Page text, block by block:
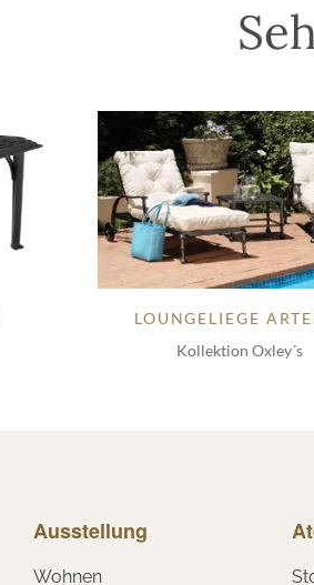
LOUNGELIEGE
Kollektion Oxley´s
Ausstellung
Wohnen